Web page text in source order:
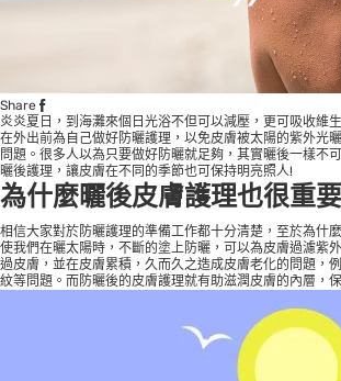
Share
炎炎夏日，到海灘來個日光浴不但可以減壓，更可吸收維
在外出前為自己做好防曬護理，以免皮膚被太陽的紫外光
問題。很多人以為只要做好防曬就足夠，其實曬後一樣不
曬後護理，讓皮膚在不同的季節也可保持明亮照人!
為什麼曬後皮膚護理也很重
相信大家對於防曬護理的準備工作都十分清楚，至於為什
使我們在曬太陽時，不斷的塗上防曬，可以為皮膚過濾紫
過皮膚，並在皮膚累積，久而久之造成皮膚老化的問題，
紋等問題。而防曬後的皮膚護理就有助滋潤皮膚的內層，